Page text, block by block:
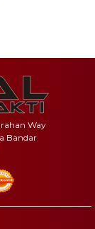
Way
Bandar